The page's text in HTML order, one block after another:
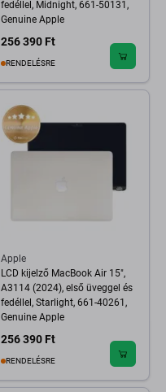
fedéllel, Midnight, 661-50131,
Genuine Apple
256 390 Ft
RENDELÉSRE
Apple
LCD kijelző MacBook Air 15",
A3114 (2024), első üveggel és
fedéllel, Starlight, 661-40261,
Genuine Apple
256 390 Ft
RENDELÉSRE